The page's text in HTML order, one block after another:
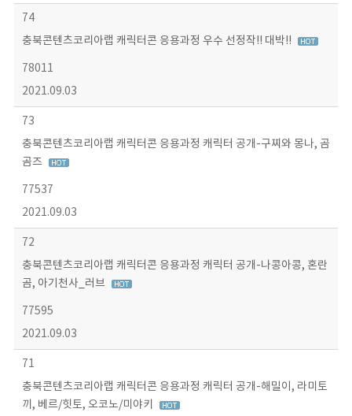
74
충북콘텐츠코리아랩 캐릭터콘 응용과정 우수 선정작!! 대박!!
78011
2021.09.03
73
충북콘텐츠코리아랩 캐릭터콘 응용과정 캐릭터 공개-구찌와 몽나, 곰
곰즈
77537
2021.09.03
72
충북콘텐츠코리아랩 캐릭터콘 응용과정 캐릭터 공개-나콩아콩, 혼란
곰, 아기천사_러브
77595
2021.09.03
71
충북콘텐츠코리아랩 캐릭터콘 응용과정 캐릭터 공개-해밀이, 라미토
끼, 베르/힛토, 오코노/미야키